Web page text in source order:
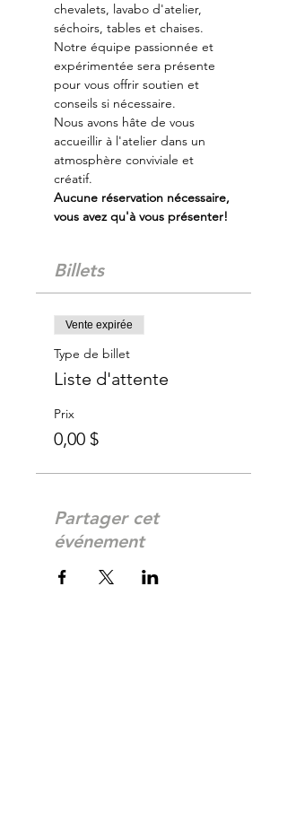
chevalets, lavabo d'atelier,
séchoirs, tables et chaises.
Notre équipe passionnée et
expérimentée sera présente
pour vous offrir soutien et
conseils si nécessaire.
Nous avons hâte de vous
accueillir à l'atelier dans un
atmosphère conviviale et
créatif.
Aucune réservation nécessaire,
vous avez qu'à vous présenter!
Billets
Vente expirée
Type de billet
Liste d'attente
Prix
0,00 $
Partager cet
événement